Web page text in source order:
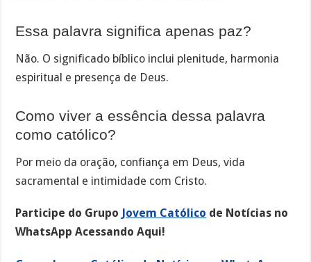
Essa palavra significa apenas paz?
Não. O significado bíblico inclui plenitude, harmonia
espiritual e presença de Deus.
Como viver a essência dessa palavra
como católico?
Por meio da oração, confiança em Deus, vida
sacramental e intimidade com Cristo.
Participe do Grupo Jovem Católico de Notícias no
WhatsApp Acessando Aqui!